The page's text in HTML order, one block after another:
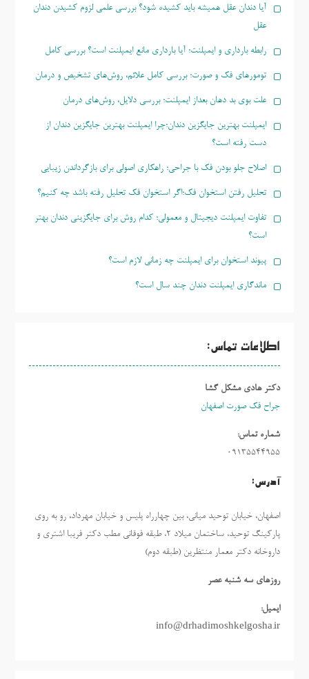
آیا دندان عقل همیشه باید کشیده شود؟ بررسی علمی لزوم کشیدن دندان
عقل
رابطه بارداری و ایمپلنت؛ آیا بارداری مانع ایمپلنت است؟ بررسی کامل
تومورهای فک و صورت؛ بررسی کامل علائم، روش‌های تشخیص و درمان
علت بوی بد دهان بعداز ایمپلنت؛ بررسی دلایل، روش‌های درمان
ایمپلنت بهترین جایگزین دندان؛چرا ایمپلنت بهترین جایگزین دندان از
دست رفته است؟
اصلاح جلو بودن فک با جراحی؛ راهکاری اصولی برای بازگرداندن زیبایی
تحلیل رفتن استخوان فک؛اگر استخوان فک تحلیل رفته باشد چه کنیم؟
تفاوت ایمپلنت دیجیتال و معمولی؛ کدام روش برای جایگزینی دندان بهتر
است؟
پیوند استخوان برای ایمپلنت چه زمانی لازم است؟
ماندگاری ایمپلنت دندان چند سال است؟
اطلاعات تماس:
دکتر هادی مشکل گشا
جراح فک صورت اصفهان
شماره تماس:
09135544955
آدرس:
اصفهان، خیابان توحید میانی، بین چهارراه پلیس و خیابان مهرداد، رو به روی
پارکینگ توحید، ساختمان میلاد ٢، طبقه فوقانی مطب دکتر فریبا اشتری و
داروخانه دکتر معمار منتظرین (طبقه دوم)
روزهاي سه شنبه عصر
ایمیل:
info@drhadimoshkelgosha.ir